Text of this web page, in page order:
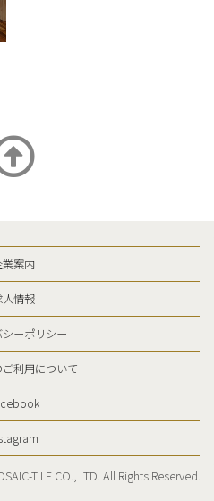
業案内
人情報
ーポリシー
利用について
TILE CO., LTD. All Rights Reserved.